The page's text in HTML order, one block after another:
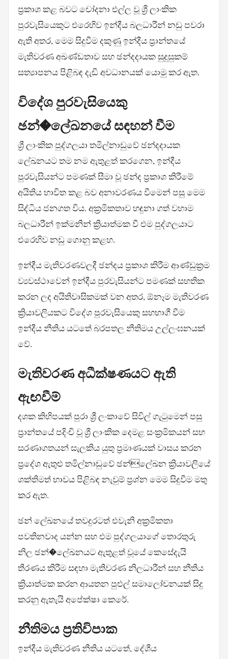
ප්‍රකාශ කළ බවට චෝදනා එල්ල වූ ශ්‍රී ලාංකික
පුරවැසියෙකුට එරෙහිව ඉන්දීය බලධාරීන් නඩු පවරා
ඇති අතර, මෙම සිදුවීම දකුණු ඉන්දීය ප්‍රාන්තයේ
මැතිවරණ අඛණ්ඩතාව සහ ඡන්දදායක සුදුසුකම්
සත්‍යාපනය පිළිබඳ දැඩි අවධානයක් යොමු කර ඇත.
විදේශ පුරවැසියෙකු
ඡන්�ලේඛනයේ සඳහන් වීම
ශ්‍රී ලාංකික පුද්ගලයා තමිල්නාඩුවේ ඡන්දදායක
ලේඛනයට තම නම ඇතුළත් කරගෙන, ඉන්දීය
පුරවැසියන්ට පමණක් සීමා වූ ඡන්ද ප්‍රකාශ කිරීමේ
අයිතිය භාවිත කළ බව අනාවරණය වීමෙන් පසු මෙම
සිද්ධිය ජනගත විය. අක්‍රමිකතාව හඳුනා ගත් වහාම
බලධාරීන් ඉක්මනින් ක්‍රියාත්මක වී එම පුද්ගලයාට
එරෙහිව නඩු ගොනු කළහ.
ඉන්දීය මැතිවරණවලදී ඡන්දය ප්‍රකාශ කිරීම ආණ්ඩුක්‍රම
ව්‍යවස්ථාවෙන් ඉන්දීය පුරවැසියන්ට පමණක් සහතික
කරන ලද අයිතිවාසිකමක් වන අතර, ඕනෑම මැතිවරණ
ක්‍රියාවලියකට විදේශ පුරවැසියෙකු සහභාගී වීම
ඉන්දීය නීතිය යටතේ බරපතල නීතිමය උල්ලංඝනයක්
වේ.
මැතිවරණ අධීක්ෂණයට ඇති
ඇඟවීම්
දශක කිහිපයක් පුරා ශ්‍රී ලංකාවේ සිවිල් ගැටුමෙන් පසු
ප්‍රාන්තයේ පදිංචි වූ ශ්‍රී ලාංකික දෙමළ සංක්‍රමිකයන් සහ
සරණාගතයන් සැලකිය යුතු ප්‍රමාණයක් වාසය කරන
ප්‍රදේශ ඇතුළු තමිල්නාඩුවේ ඡන්ලේඛන ක්‍රියාවලියේ
ශක්තිමත් භාවය පිළිබඳ නැවුම් ප්‍රශ්න මෙම සිදුවීම මතු
කර ඇත.
ඡන් ලේඛනයේ තවදුරටත් එවැනි අක්‍රමිකතා
පවතිනවාද යන්න සහ එම පුද්ගලයාගේ තොරතුරු
නිල ඡන්�ලේඛනයට ඇතුළත් වූයේ කෙසේදැයි
තීරණය කිරීම සඳහා මැතිවරණ නිලධාරීන් සහ නීතිය
ක්‍රියාත්මක කරන ආයතන පුළුල් සමාලෝචනයක් සිදු
කරනු ඇතැයි අපේක්ෂා කෙරේ.
නීතිමය ප්‍රතිවිපාක
ඉන්දීය මැතිවරණ නීතිය යටතේ, දේශීය